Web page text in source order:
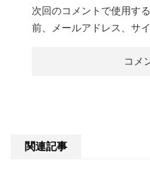
次回のコメントで使用す
前、メールアドレス、サ
関連記事